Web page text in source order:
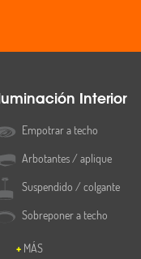
Interior
Empotrar a techo
Arbotantes / aplique
Suspendido / colgante
Sobreponer a techo
MÁS